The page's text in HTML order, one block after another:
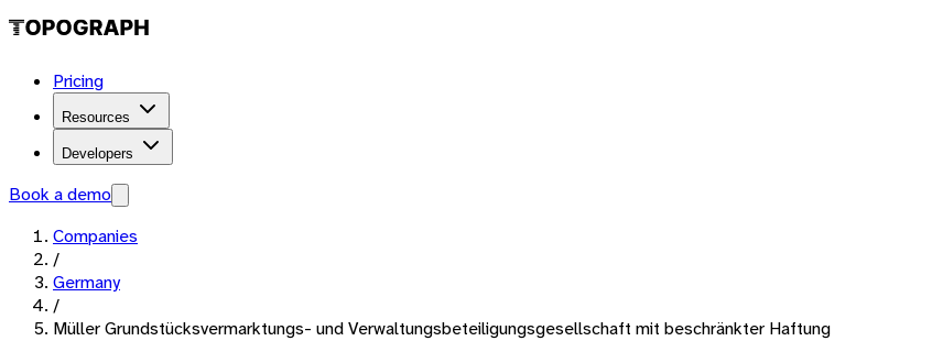
Pricing
Resources
Developers
Book a demo
Companies
/
Germany
/
Müller Grundstücksvermarktungs- und Verwaltungsbeteiligungsgesellschaft mit beschränkter Haftung